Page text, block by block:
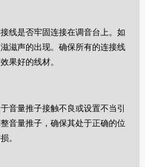
是否牢固连接在调音台上。如
滋声的出现。确保所有的连接线
果好的线材。
量推子接触不良或设置不当引
音量推子，确保其处于正确的位
。